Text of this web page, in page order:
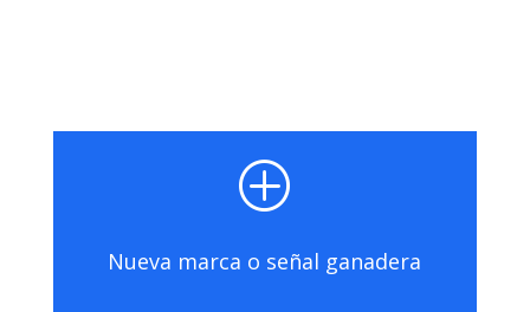
P
Nueva marca o señal ganadera